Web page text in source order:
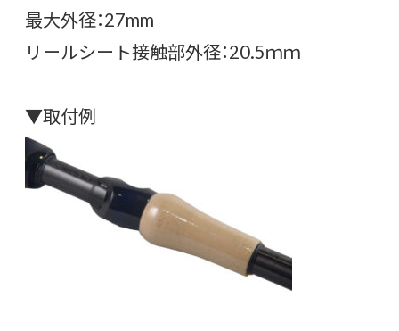
最大外径：27mm
リールシート接触部外径：20.5ｍｍ
▼取付例